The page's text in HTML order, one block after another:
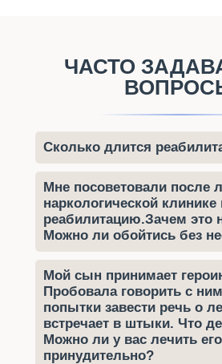
ЧАСТО
Сколько длится
Мне посоветовали после
наркологической клинике
реабилитацию.Зачем это
Можно ли обойтись без
Мой сын принимает
Пробовала говорить с
попытки завести речь о
встречает в штыки. Что
Можно ли у вас лечить его
принудительно?